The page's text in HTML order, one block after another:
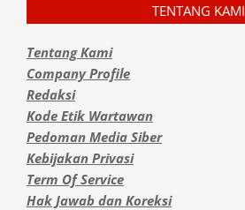
TENTANG KAMI
Tentang Kami
Company Profile
Redaksi
Kode Etik Wartawan
Pedoman Media Siber
Kebijakan Privasi
Term Of Service
Hak Jawab dan Koreksi